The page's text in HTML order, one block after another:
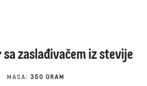
zaslađivačem iz stevije
MASA : 350 GRAM